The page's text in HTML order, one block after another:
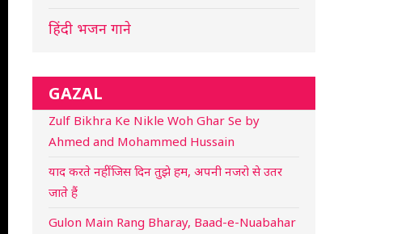
हिंदी भजन गाने
GAZAL
Zulf Bikhra Ke Nikle Woh Ghar Se by
Ahmed and Mohammed Hussain
याद करते नहीं जिस दिन तुझे हम, अपनी नजरो से उतर
जाते हैं
Gulon Main Rang Bharay, Baad-e-Nuabahar